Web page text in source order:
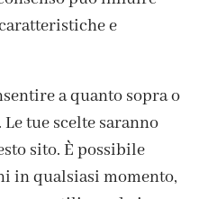
e
a quanto sopra o
tue scelte saranno
sito. È possibile
in qualsiasi momento,